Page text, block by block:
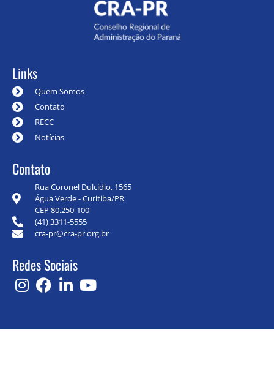
Links
Quem Somos
Contato
RECC
Notícias
Contato
Rua Coronel Dulcídio, 1565
Água Verde - Curitiba/PR
CEP 80.250-100
(41) 3311-5555
cra-pr@cra-pr.org.br
Redes Sociais